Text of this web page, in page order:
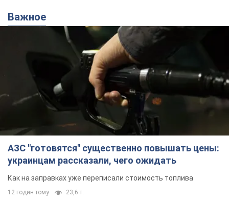
Важное
АЗС "готовятся" существенно повышать цены:
украинцам рассказали, чего ожидать
Как на заправках уже переписали стоимость топлива
12 годин тому 23,6 т.